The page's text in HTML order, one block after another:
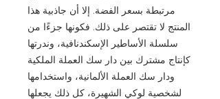
مرتبطة بسعر الفضة. إلا أن جاذبية هذا
المنتج لا تقتصر على ذلك. فكونها جزءًا من
سلسلة الأساطير الإسكندنافية، وندرتها
كإنتاج مشترك بين دار سك العملة الملكية
ودار سك العملة الألمانية، واستخدامها
لشخصية لوكي الشهيرة، كل ذلك يجعلها